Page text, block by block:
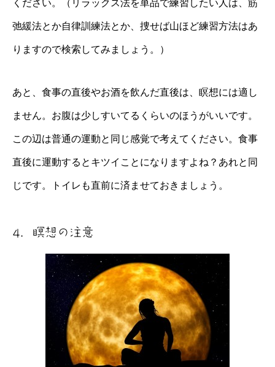
ください。（リラックス法を単品で練習したい人は、筋
弛緩法とか自律訓練法とか、捜せば山ほど練習方法はあ
りますので検索してみましょう。）
あと、食事の直後やお酒を飲んだ直後は、瞑想には適し
ません。お腹は少しすいてるくらいのほうがいいです。
この辺は普通の運動と同じ感覚で考えてください。食事
直後に運動するとキツイことになりますよね？あれと同
じです。トイレも直前に済ませておきましょう。
4．瞑想の注意